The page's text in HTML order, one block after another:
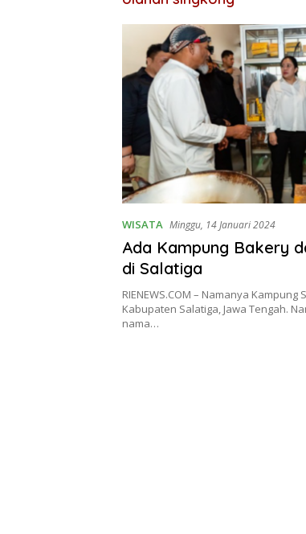
WISATA Minggu, 14 Januari 2024
Ada Kampung Bakery
di Salatiga
RIENEWS.COM – Namanya Kampung
Kabupaten Salatiga, Jawa Tengah.
nama…